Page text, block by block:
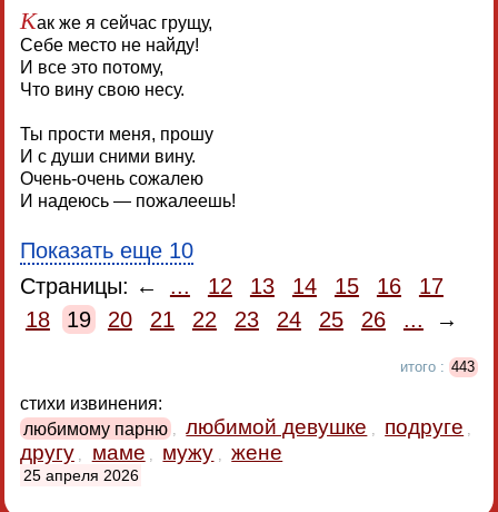
Как же я сейчас грущу,
Себе место не найду!
И все это потому,
Что вину свою несу.
Ты прости меня, прошу
И с души сними вину.
Очень-очень сожалею
И надеюсь — пожалеешь!
Показать еще 10
Страницы: ←
... 12 13 14 15 16
17
18
19 20 21 22 23 24 25 26 ... →
итого : 443
стихи извинения:
любимому парню , любимой девушке , подруге ,
другу , маме , мужу , жене
25 апреля 2026